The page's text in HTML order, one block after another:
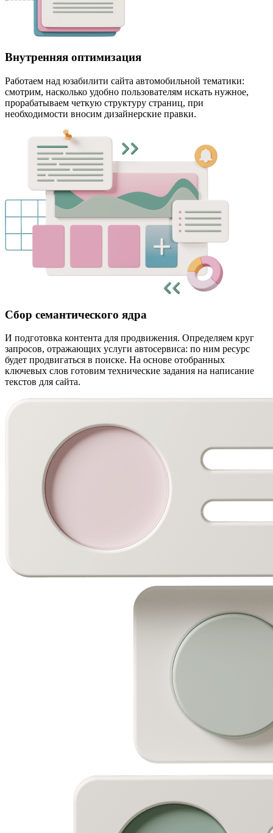
Внутренняя оптимизация
Работаем над юзабилити сайта автомобильной тематики:
смотрим, насколько удобно пользователям искать нужное,
прорабатываем четкую структуру страниц, при
необходимости вносим дизайнерские правки.
Сбор семантического ядра
И подготовка контента для продвижения. Определяем круг
запросов, отражающих услуги автосервиса: по ним ресурс
будет продвигаться в поиске. На основе отобранных
ключевых слов готовим технические задания на написание
текстов для сайта.